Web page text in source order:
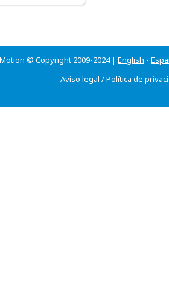
© Copyright 2009-2024 | English -
Aviso legal /Política de